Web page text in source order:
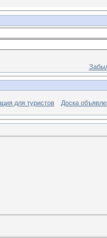
для туристов Доска